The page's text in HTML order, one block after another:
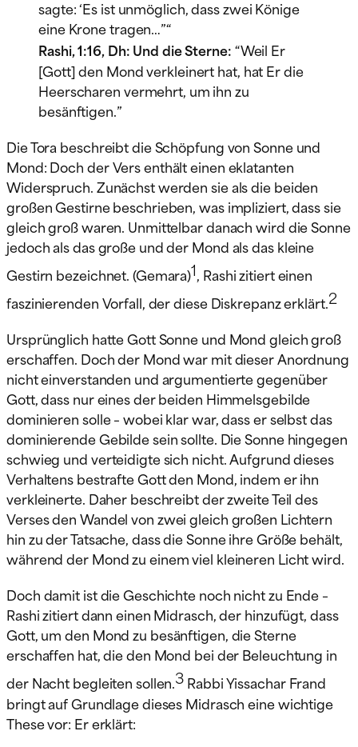
sagte: ‘Es ist unmöglich, dass zwei Könige
eine Krone tragen…”“
Rashi, 1:16, Dh: Und die Sterne:“Weil Er
[Gott] den Mond verkleinert hat, hat Er die
Heerscharen vermehrt, um ihn zu
besänftigen.”
Die Tora beschreibt die Schöpfung von Sonne und
Mond: Doch der Vers enthält einen eklatanten
Widerspruch. Zunächst werden sie als die beiden
großen Gestirne beschrieben, was impliziert, dass sie
gleich groß waren. Unmittelbar danach wird die Sonne
jedoch als das große und der Mond als das kleine
Gestirn bezeichnet. (Gemara)1, Rashi zitiert einen
faszinierenden Vorfall, der diese Diskrepanz erklärt.2
Ursprünglich hatte Gott Sonne und Mond gleich groß
erschaffen. Doch der Mond war mit dieser Anordnung
nicht einverstanden und argumentierte gegenüber
Gott, dass nur eines der beiden Himmelsgebilde
dominieren solle – wobei klar war, dass er selbst das
dominierende Gebilde sein sollte. Die Sonne hingegen
schwieg und verteidigte sich nicht. Aufgrund dieses
Verhaltens bestrafte Gott den Mond, indem er ihn
verkleinerte. Daher beschreibt der zweite Teil des
Verses den Wandel von zwei gleich großen Lichtern
hin zu der Tatsache, dass die Sonne ihre Größe behält,
während der Mond zu einem viel kleineren Licht wird.
Doch damit ist die Geschichte noch nicht zu Ende –
Rashi zitiert dann einen Midrasch, der hinzufügt, dass
Gott, um den Mond zu besänftigen, die Sterne
erschaffen hat, die den Mond bei der Beleuchtung in
der Nacht begleiten sollen.3Rabbi Yissachar Frand
bringt auf Grundlage dieses Midrasch eine wichtige
These vor: Er erklärt: